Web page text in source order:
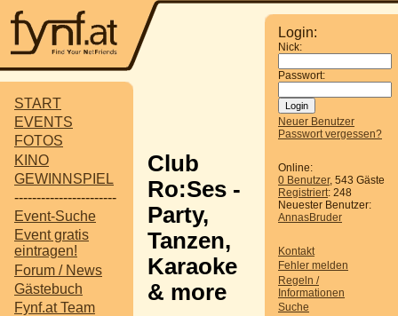
START
EVENTS
FOTOS
KINO
GEWINNSPIEL
-----------------------
Event-Suche
Event gratis
eintragen!
Forum / News
Gästebuch
Fynf.at Team
Login:
Nick:
Passwort:
Neuer Benutzer
Passwort vergessen?
Online:
0 Benutzer, 543 Gäste
Registriert: 248
Neuester Benutzer:
AnnasBruder
Kontakt
Fehler melden
Regeln /
Informationen
Suche
Club
Ro:Ses -
Party,
Tanzen,
Karaoke
& more